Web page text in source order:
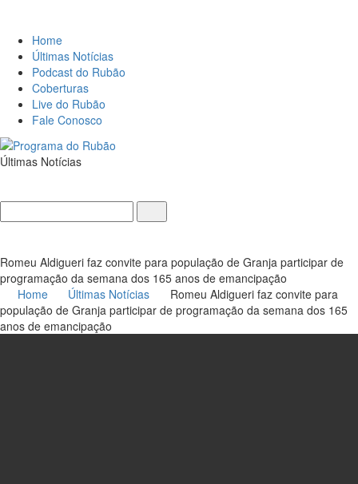
Home
Últimas Notícias
Podcast do Rubão
Coberturas
Live do Rubão
Fale Conosco
Últimas Notícias
for:
Romeu Aldigueri faz convite para população de Granja participar de
programação da semana dos 165 anos de emancipação
Home
Últimas Notícias
Romeu Aldigueri faz convite para
população de Granja participar de programação da semana dos 165
anos de emancipação